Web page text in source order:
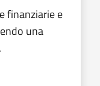
finanziarie e
una